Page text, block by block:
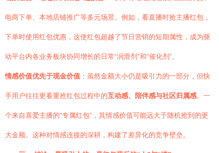
电商下单、本地店铺推广等多元场景。例如，看直播时抢主播红包，
下单时使用红包优惠，这使红包超越了节日营销的短期属性，成为驱
动平台内各业务板块协同增长的日常“润滑剂”和“催化剂”。
情感价值优先于现金价值 ：虽然金额大小仍是吸引力的一部分，但快
手用户往往更看重抢红包过程中的互动感、陪伴感与社区归属感。一
个来自喜爱主播的“专属红包”，其情感价值可能远大于随机抢到的更
大金额。这种对情感连接的深耕，构建了差异化的竞争壁垒。